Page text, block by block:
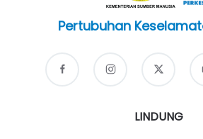
Pertubuhan
LINDUNG